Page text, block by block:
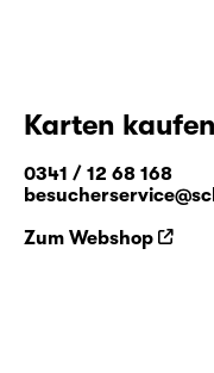
Karten kaufen
0341 / 12 68 168
Zum Webshop